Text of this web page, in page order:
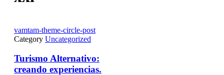
vamtam-theme-circle-post
Category Uncategorized
Turismo Alternativo:
creando experiencias.